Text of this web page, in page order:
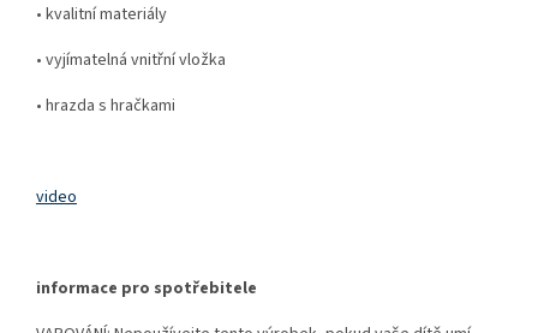
• kvalitní materiály
• vyjímatelná vnitřní vložka
• hrazda s hračkami
video
informace pro spotřebitele